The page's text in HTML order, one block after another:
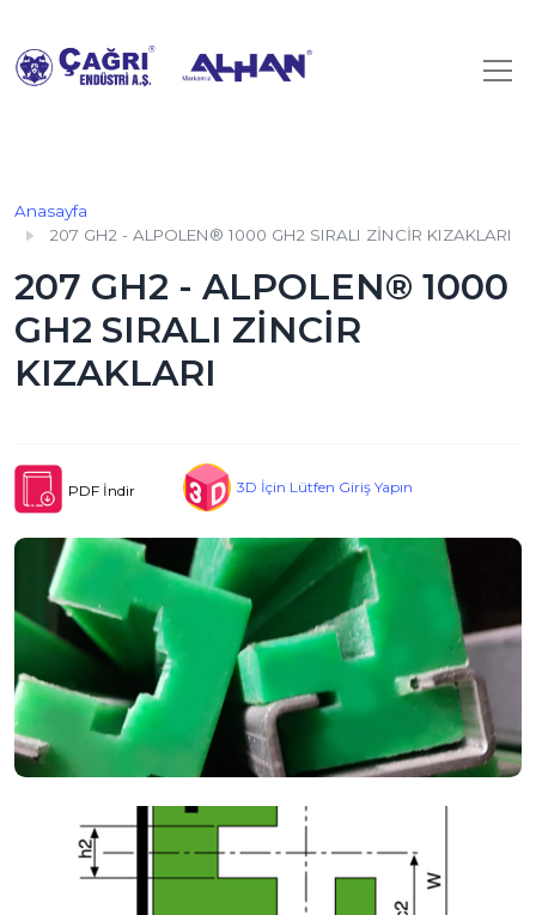
Anasayfa
207 GH2 - ALPOLEN® 1000 GH2 SIRALI ZİNCİR KIZAKLARI
207 GH2 - ALPOLEN® 1000
GH2 SIRALI ZİNCİR
KIZAKLARI
PDF İndir 3D İçin Lütfen Giriş Yapın